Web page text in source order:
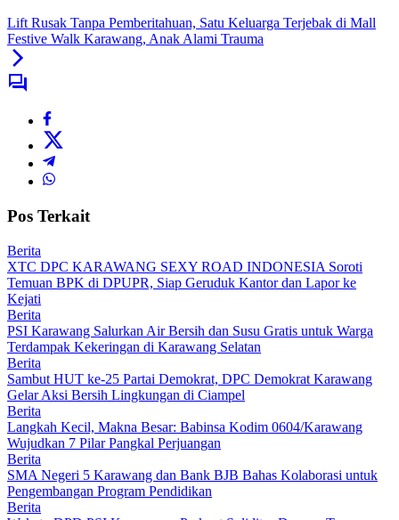
Lift Rusak Tanpa Pemberitahuan, Satu Keluarga Terjebak di Mall
Festive Walk Karawang, Anak Alami Trauma
Pos Terkait
Berita
XTC DPC KARAWANG SEXY ROAD INDONESIA Soroti
Temuan BPK di DPUPR, Siap Geruduk Kantor dan Lapor ke
Kejati
Berita
PSI Karawang Salurkan Air Bersih dan Susu Gratis untuk Warga
Terdampak Kekeringan di Karawang Selatan
Berita
Sambut HUT ke-25 Partai Demokrat, DPC Demokrat Karawang
Gelar Aksi Bersih Lingkungan di Ciampel
Berita
Langkah Kecil, Makna Besar: Babinsa Kodim 0604/Karawang
Wujudkan 7 Pilar Pangkal Perjuangan
Berita
SMA Negeri 5 Karawang dan Bank BJB Bahas Kolaborasi untuk
Pengembangan Program Pendidikan
Berita